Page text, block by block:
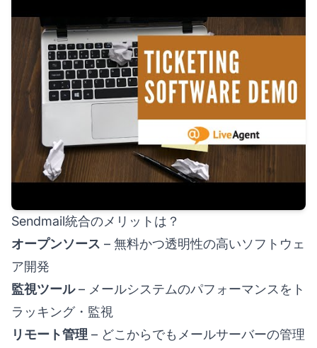
Sendmail統合のメリットは？
オープンソース – 無料かつ透明性の高いソフトウェ
ア開発
監視ツール– メールシステムのパフォーマンスをト
ラッキング・監視
リモート管理 – どこからでもメールサーバーの管理